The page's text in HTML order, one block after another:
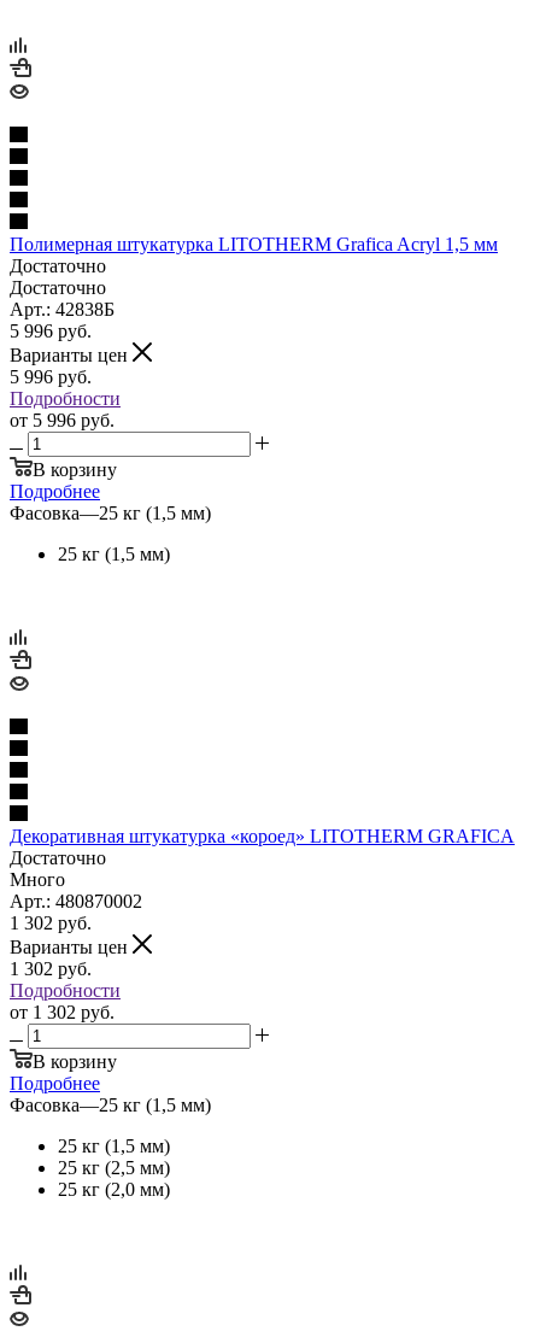
Полимерная штукатурка LITOTHERM Grafica Acryl 1,5 мм
Достаточно
Достаточно
Арт.: 42838Б
5 996 руб.
Варианты цен
5 996 руб.
Подробности
от 5 996 руб.
В корзину
Подробнее
Фасовка—25 кг (1,5 мм)
25 кг (1,5 мм)
Декоративная штукатурка «короед» LITOTHERM GRAFICA
Достаточно
Много
Арт.: 480870002
1 302 руб.
Варианты цен
1 302 руб.
Подробности
от 1 302 руб.
В корзину
Подробнее
Фасовка—25 кг (1,5 мм)
25 кг (1,5 мм)
25 кг (2,5 мм)
25 кг (2,0 мм)